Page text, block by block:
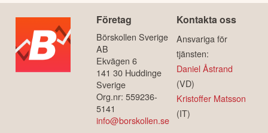
Företag
Börskollen Sverige
AB
Ekvägen 6
141 30 Huddinge
Sverige
Org.nr: 559236-
5141
info@borskollen.se
Kontakta oss
Ansvariga för
tjänsten:
Daniel Åstrand
(VD)
Kristoffer Matsson
(IT)